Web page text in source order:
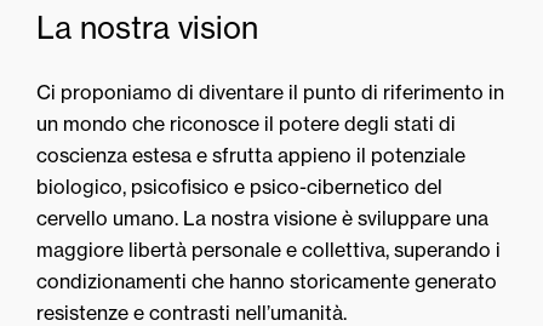
La nostra vision
Ci proponiamo di diventare il punto di riferimento in
un mondo che riconosce il potere degli stati di
coscienza estesa e sfrutta appieno il potenziale
biologico, psicofisico e psico-cibernetico del
cervello umano. La nostra visione è sviluppare una
maggiore libertà personale e collettiva, superando i
condizionamenti che hanno storicamente generato
resistenze e contrasti nell’umanità.